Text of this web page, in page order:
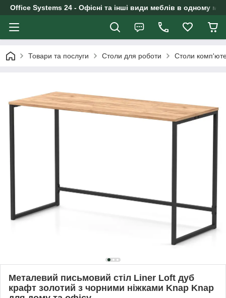
Office Systems 24 - Офісні та інші види меблів в одному
Товари та послуги Столи для роботи Столи
Металевий письмовий стіл Liner Loft дуб
крафт золотий з чорними ніжками Knap Knap